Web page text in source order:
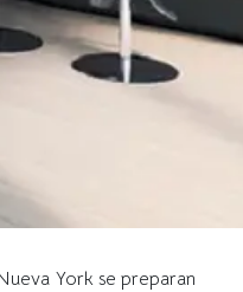
York se preparan